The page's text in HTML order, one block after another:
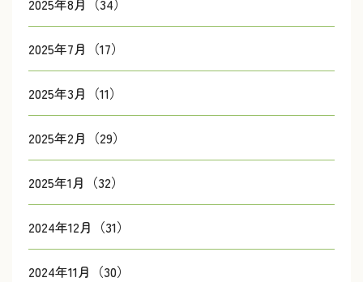
2025年8月（34）
2025年7月（17）
2025年3月（11）
2025年2月（29）
2025年1月（32）
2024年12月（31）
2024年11月（30）